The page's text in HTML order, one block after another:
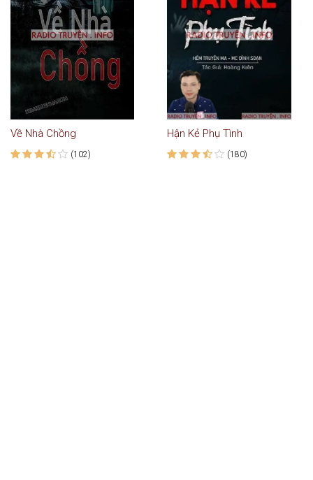
Về Nhà Chồng
(102)
Hận Kẻ Phụ Tình
(180)